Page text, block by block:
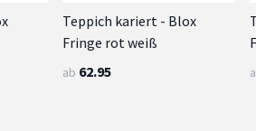
Teppich kariert - Blox
Fringe rot weiß
ab 62.95